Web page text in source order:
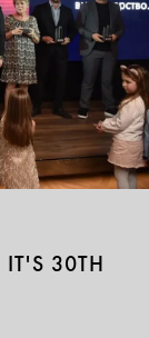
IT'S 30TH